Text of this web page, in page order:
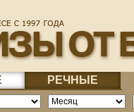
РЕЧНЫЕ